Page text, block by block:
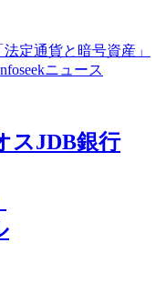
定通貨と暗号資産」
ニュース
スJDB銀行